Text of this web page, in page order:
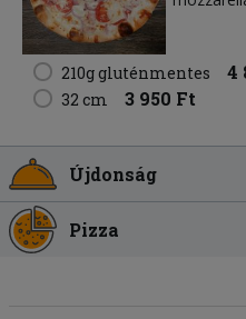
210g gluténmentes 4
32 cm 3 950 Ft
Újdonság
Pizza